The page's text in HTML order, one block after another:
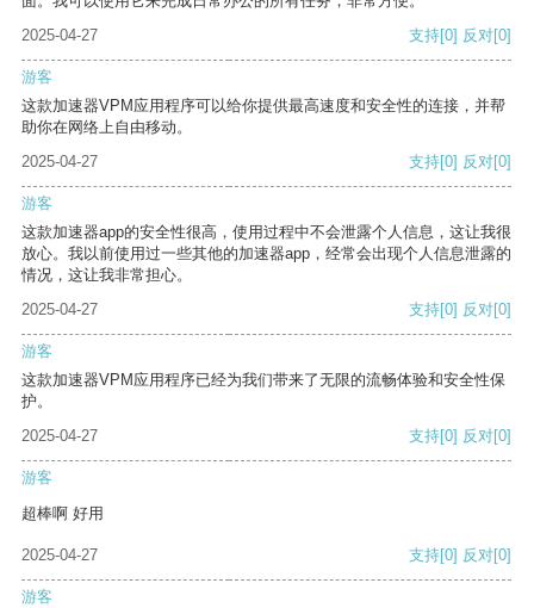
2025-04-27
支持[0] 反对[0]
游客
这款加速器VPM应用程序可以给你提供最高速度和安全性的连接，并帮
助你在网络上自由移动。
2025-04-27
支持[0] 反对[0]
游客
这款加速器app的安全性很高，使用过程中不会泄露个人信息，这让我很
放心。我以前使用过一些其他的加速器app，经常会出现个人信息泄露的
情况，这让我非常担心。
2025-04-27
支持[0] 反对[0]
游客
这款加速器VPM应用程序已经为我们带来了无限的流畅体验和安全性保
护。
2025-04-27
支持[0] 反对[0]
游客
超棒啊 好用
2025-04-27 支持[0] 反对[0]
游客